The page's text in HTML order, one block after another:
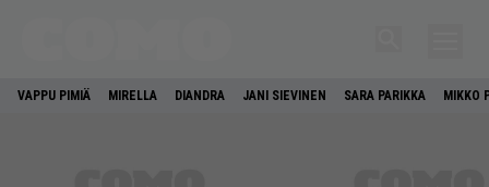
VAPPU PIMIÄ MIRELLA DIANDRA JANI SIEVINEN SARA PARIKKA MIKKO